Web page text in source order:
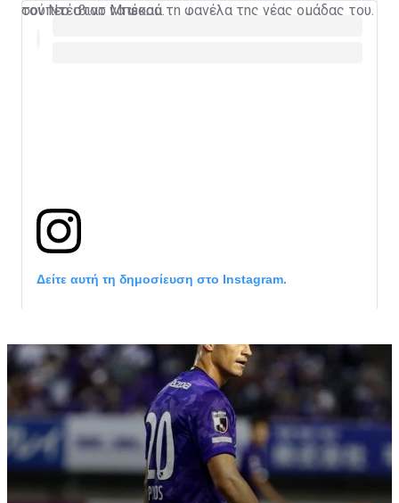
τον Ντέιβιντ Μπέκαμ.
σούπερ σταρ να φορά τη φανέλα της νέας ομάδας του.
Δείτε αυτή τη δημοσίευση στο Instagram.